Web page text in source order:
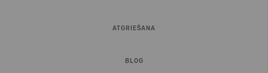
ATGRIEŠANA
BLOG